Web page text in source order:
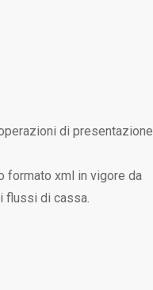
di presentazione
formato xml in vigore da
flussi di cassa.